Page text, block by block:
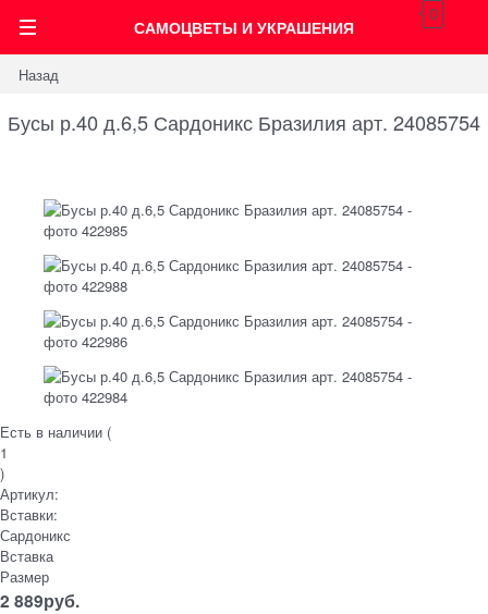
САМОЦВЕТЫ И УКРАШЕНИЯ
0
Назад
Бусы р.40 д.6,5 Сардоникс Бразилия арт. 24085754
Есть в наличии (
1
)
Артикул:
Вставки:
Сардоникс
Вставка
Размер
2 889руб.